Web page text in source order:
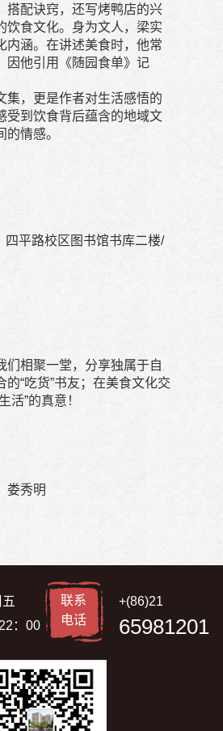
搭配诀窍，还写烤鸭店的兴
饮食文化。身为文人，梁实
内涵。在讲述美食时，他常
因他引用《随园食单》记
集，更是作者对生活感悟的
受到饮食背后蕴含的地域文
情感。
四平路校区图书馆书库二楼/
们相聚一堂，分享独属于自
“吃货”书友；在美食文化交
活”的真意！
娄秀明
：00
联系
电话
+(86)21
65981201